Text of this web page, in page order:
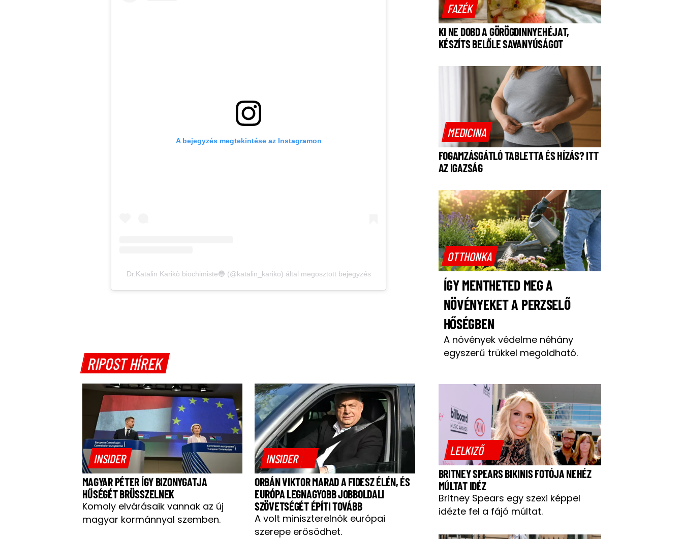
A bejegyzés megtekintése az Instagramon
Dr.Katalin Karikò biochimiste🔵 (@katalin_kariko) által megosztott bejegyzés
RIPOST HÍREK
INSIDER
MAGYAR PÉTER ÍGY BIZONYGATJA
HŰSÉGÉT BRÜSSZELNEK
Komoly elvárásaik vannak az új
magyar kormánnyal szemben.
INSIDER
ORBÁN VIKTOR MARAD A FIDESZ ÉLÉN, ÉS
EURÓPA LEGNAGYOBB JOBBOLDALI
SZÖVETSÉGÉT ÉPÍTI TOVÁBB
A volt miniszterelnök európai
szerepe erősödhet.
FAZÉK
KI NE DOBD A GÖRÖGDINNYEHÉJAT,
KÉSZÍTS BELŐLE SAVANYÚSÁGOT
MEDICINA
FOGAMZÁSGÁTLÓ TABLETTA ÉS HÍZÁS? ITT
AZ IGAZSÁG
OTTHONKA
ÍGY MENTHETED MEG A
NÖVÉNYEKET A PERZSELŐ
HŐSÉGBEN
A növények védelme néhány
egyszerű trükkel megoldható.
LELKIZŐ
BRITNEY SPEARS BIKINIS FOTÓJA NEHÉZ
MÚLTAT IDÉZ
Britney Spears egy szexi képpel
idézte fel a fájó múltat.